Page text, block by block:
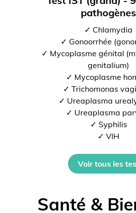
pathogènes
✓ Chlamydia
✓ Gonoorrhée
✓ Mycoplasme génital
genitalium)
✓ Mycoplasme
✓ Trichomonas
✓ Ureaplasma
✓ Ureaplasma
✓ Syphilis
✓ VIH
Voir tous les
Santé &